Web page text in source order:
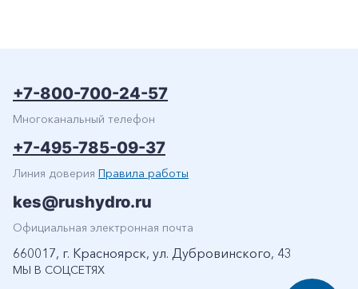
МЫ В СОЦСЕТЯХ
+7-800-700-24-57
Многоканальный телефон
+7-495-785-09-37
Линия доверия Правила работы
kes@rushydro.ru
Официальная электронная почта
660017, г. Красноярск, ул. Дубровинского, 43